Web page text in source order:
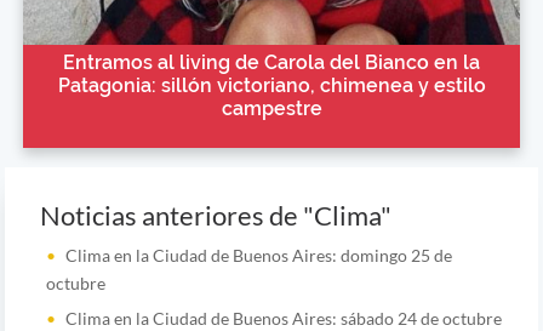
Entramos al living de Carola del Bianco en la
Patagonia: sillón victoriano, chimenea y estilo
campestre
Noticias anteriores de "Clima"
Clima en la Ciudad de Buenos Aires: domingo 25 de
octubre
Clima en la Ciudad de Buenos Aires: sábado 24 de octubre